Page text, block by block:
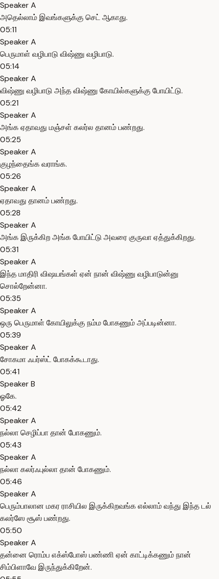
Speaker A
அதெல்லாம் இவங்களுக்கு செட் ஆகாது.
05:11
Speaker A
பெருமாள் வழிபாடு விஷ்ணு வழிபாடு.
05:14
Speaker A
விஷ்ணு வழிபாடு அந்த விஷ்ணு கோயில்களுக்கு போயிட்டு.
05:21
Speaker A
அங்க ஏதாவது மஞ்சள் கலர்ல தானம் பண்றது.
05:25
Speaker A
குழந்தைங்க வராங்க.
05:26
Speaker A
ஏதாவது தானம் பண்றது.
05:28
Speaker A
அங்க இருக்கிற அங்க போயிட்டு அவரை குருவா ஏத்துக்கிறது.
05:31
Speaker A
இந்த மாதிரி விஷயங்கள் ஏன் நான் விஷ்ணு வழிபாடுன்னு
சொல்றேன்னா.
05:35
Speaker A
ஒரு பெருமாள் கோயிலுக்கு நம்ம போகணும் அப்படின்னா.
05:39
Speaker A
சோகமா ஃபர்ஸ்ட் போகக்கூடாது.
05:41
Speaker B
ஓகே.
05:42
Speaker A
நல்லா செழிப்பா தான் போகணும்.
05:43
Speaker A
நல்லா கலர்ஃபுல்லா தான் போகணும்.
05:46
Speaker A
பெரும்பாலான மகர ராசியில இருக்கிறவங்க எல்லாம் வந்து இந்த டல்
கலர்ஸே சூஸ் பண்றது.
05:50
Speaker A
தன்னை ரொம்ப எக்ஸ்போஸ் பண்ணி ஏன் காட்டிக்கணும் நான்
சிம்பிளாவே இருந்துக்கிறேன்.